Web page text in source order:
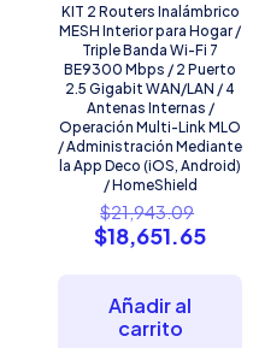
KIT 2 Routers Inalámbrico
MESH Interior para Hogar /
Triple Banda Wi-Fi 7
BE9300 Mbps / 2 Puerto
2.5 Gigabit WAN/LAN / 4
Antenas Internas /
Operación Multi-Link MLO
/ Administración Mediante
la App Deco (iOS, Android)
/ HomeShield
$21,943.09
precio
$18,651.65El
Añadir al
carrito